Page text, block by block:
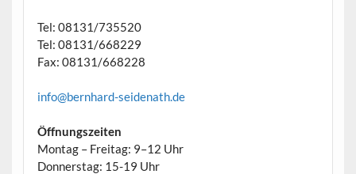
Tel: 08131/735520
Tel: 08131/668229
Fax: 08131/668228
info@bernhard-seidenath.de
Öffnungszeiten
Montag – Freitag: 9–12 Uhr
Donnerstag: 15-19 Uhr